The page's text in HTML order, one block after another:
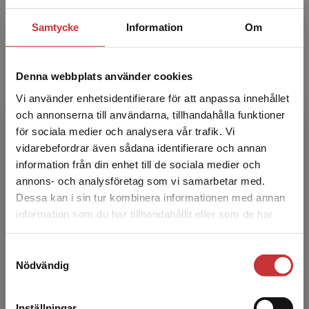
Samtycke Information Om
Denna webbplats använder cookies
Vi använder enhetsidentifierare för att anpassa innehållet
och annonserna till användarna, tillhandahålla funktioner
för sociala medier och analysera vår trafik. Vi
vidarebefordrar även sådana identifierare och annan
information från din enhet till de sociala medier och
annons- och analysföretag som vi samarbetar med.
Dessa kan i sin tur kombinera informationen med annan
information som du har tillhandahållit eller som de har
Nödvändig
Begränsad fraktregion
Det verkar som att du besöker
studentlitteratur.se via en enhet utanför Sverige.
Vi erbjuder inte leveranser utanför Sverige. För
att kunna slutföra ett köp måste
universitet. Hennes forskning, som är
tvärvetenskapligt präglad, handlar ...
Magnus Fredriksson
Magnus Fredriksson är docent i medie- och
kommunikationsvetenskap vid Institutionen för
Göteborgs universit...